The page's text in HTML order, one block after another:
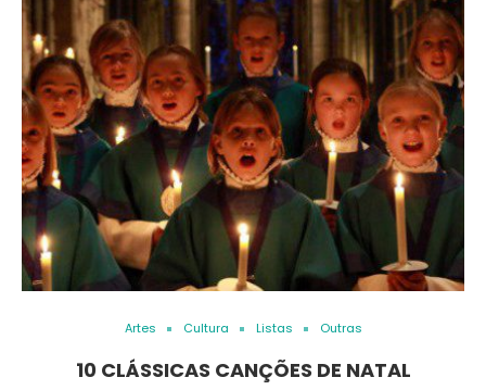
Artes Cultura Listas Outras
10 CLÁSSICAS CANÇÕES DE NATAL